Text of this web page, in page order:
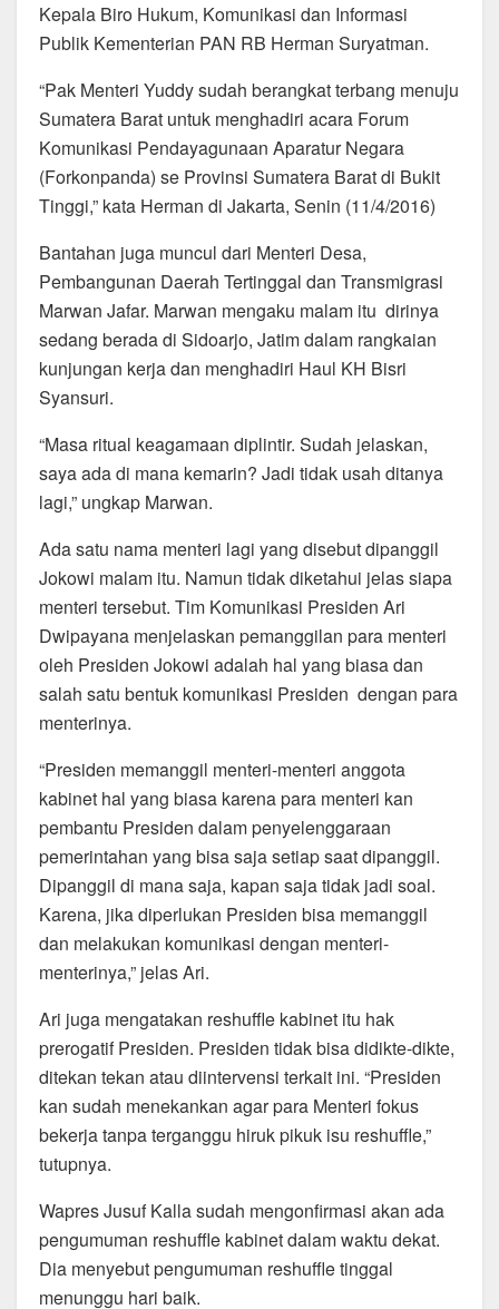
Kepala Biro Hukum, Komunikasi dan Informasi
Publik Kementerian PAN RB Herman Suryatman.
“Pak Menteri Yuddy sudah berangkat terbang menuju
Sumatera Barat untuk menghadiri acara Forum
Komunikasi Pendayagunaan Aparatur Negara
(Forkonpanda) se Provinsi Sumatera Barat di Bukit
Tinggi,” kata Herman di Jakarta, Senin (11/4/2016)
Bantahan juga muncul dari Menteri Desa,
Pembangunan Daerah Tertinggal dan Transmigrasi
Marwan Jafar. Marwan mengaku malam itu dirinya
sedang berada di Sidoarjo, Jatim dalam rangkaian
kunjungan kerja dan menghadiri Haul KH Bisri
Syansuri.
“Masa ritual keagamaan diplintir. Sudah jelaskan,
saya ada di mana kemarin? Jadi tidak usah ditanya
lagi,” ungkap Marwan.
Ada satu nama menteri lagi yang disebut dipanggil
Jokowi malam itu. Namun tidak diketahui jelas siapa
menteri tersebut. Tim Komunikasi Presiden Ari
Dwipayana menjelaskan pemanggilan para menteri
oleh Presiden Jokowi adalah hal yang biasa dan
salah satu bentuk komunikasi Presiden dengan para
menterinya.
“Presiden memanggil menteri-menteri anggota
kabinet hal yang biasa karena para menteri kan
pembantu Presiden dalam penyelenggaraan
pemerintahan yang bisa saja setiap saat dipanggil.
Dipanggil di mana saja, kapan saja tidak jadi soal.
Karena, jika diperlukan Presiden bisa memanggil
dan melakukan komunikasi dengan menteri-
menterinya,” jelas Ari.
Ari juga mengatakan reshuffle kabinet itu hak
prerogatif Presiden. Presiden tidak bisa didikte-dikte,
ditekan tekan atau diintervensi terkait ini. “Presiden
kan sudah menekankan agar para Menteri fokus
bekerja tanpa terganggu hiruk pikuk isu reshuffle,”
tutupnya.
Wapres Jusuf Kalla sudah mengonfirmasi akan ada
pengumuman reshuffle kabinet dalam waktu dekat.
Dia menyebut pengumuman reshuffle tinggal
menunggu hari baik.